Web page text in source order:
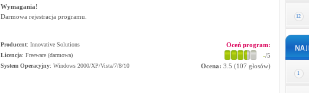
Wymagania!
Darmowa rejestracja programu.
Producent: Innovative Solutions
Licencja: Freeware (darmowa)
System Operacyjny: Windows 2000/XP/Vista/7/8/10
Oceń program:
-/5
Ocena: 3.5 (107 głosów)
12
1